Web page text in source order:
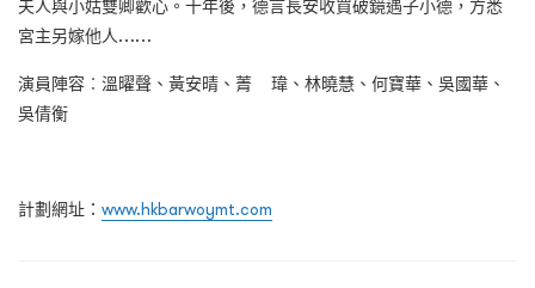
夫人與小姑雙卿歡心。十年後，德言長安收買破鏡遇子小德，方悉
宮主另嫁他人……
演員陣容︰溫曜聲、黃安晴、菁 瑋、林曉慧、何寶華、吳國華、
吳倩衡
計劃網址： www.hkbarwoymt.com